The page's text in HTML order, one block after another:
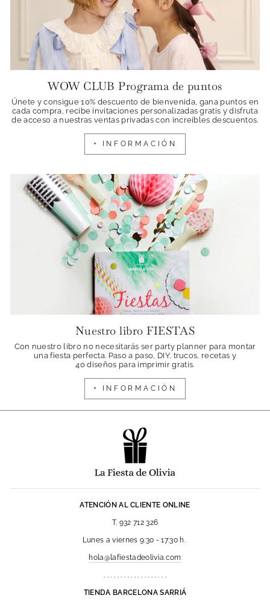
WOW CLUB Programa de puntos
Únete y consigue 10% descuento de bienvenida, gana puntos en
cada compra, recibe invitaciones personalizadas gratis y disfruta
de acceso a nuestras ventas privadas con increíbles descuentos.
+ INFORMACIÓN
Nuestro libro FIESTAS
Con nuestro libro no necesitarás ser party planner para montar
una fiesta perfecta. Paso a paso, DIY, trucos, recetas y
40 diseños para imprimir gratis.
+ INFORMACIÓN
ATENCIÓN AL CLIENTE ONLINE
T. 932 712 326
Lunes a viernes 9:30 - 17:30 h.
hola@lafiestadeolivia.com
. . . . . . . . . . . . . . . . . . .
TIENDA BARCELONA SARRIÁ